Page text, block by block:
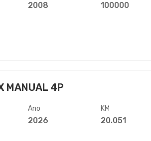
2008 100000
MANUAL 4P
Ano
2026
KM
20.051